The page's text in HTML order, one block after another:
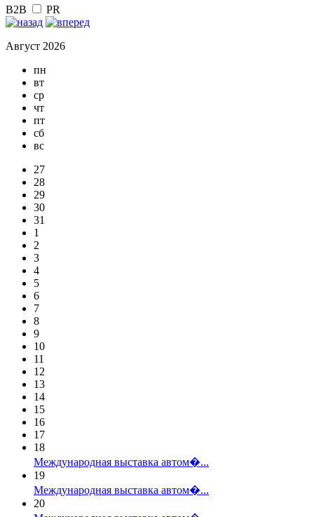
B2B PR
Август 2026
пн
вт
ср
чт
пт
сб
вс
27
28
29
30
31
1
2
3
4
5
6
7
8
9
10
11
12
13
14
15
16
17
18
Международная выставка автом�...
19
Международная выставка автом�...
20